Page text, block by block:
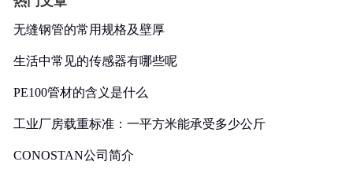
无缝钢管的常用规格及壁厚
生活中常见的传感器有哪些呢
PE100管材的含义是什么
工业厂房载重标准：一平方米能承受多少公斤
CONOSTAN公司简介